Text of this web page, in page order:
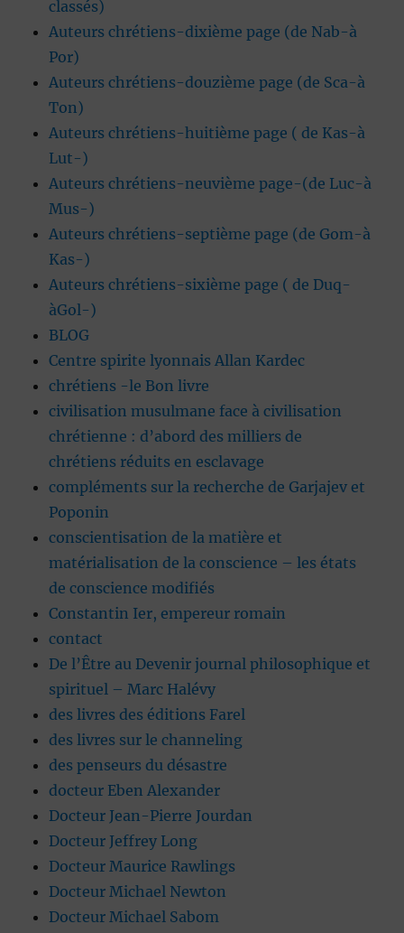
classés)
Auteurs chrétiens-dixième page (de Nab-à
Por)
Auteurs chrétiens-douzième page (de Sca-à
Ton)
Auteurs chrétiens-huitième page ( de Kas-à
Lut-)
Auteurs chrétiens-neuvième page-(de Luc-à
Mus-)
Auteurs chrétiens-septième page (de Gom-à
Kas-)
Auteurs chrétiens-sixième page ( de Duq-
àGol-)
BLOG
Centre spirite lyonnais Allan Kardec
chrétiens -le Bon livre
civilisation musulmane face à civilisation
chrétienne : d’abord des milliers de
chrétiens réduits en esclavage
compléments sur la recherche de Garjajev et
Poponin
conscientisation de la matière et
matérialisation de la conscience – les états
de conscience modifiés
Constantin Ier, empereur romain
contact
De l’Être au Devenir journal philosophique et
spirituel – Marc Halévy
des livres des éditions Farel
des livres sur le channeling
des penseurs du désastre
docteur Eben Alexander
Docteur Jean-Pierre Jourdan
Docteur Jeffrey Long
Docteur Maurice Rawlings
Docteur Michael Newton
Docteur Michael Sabom